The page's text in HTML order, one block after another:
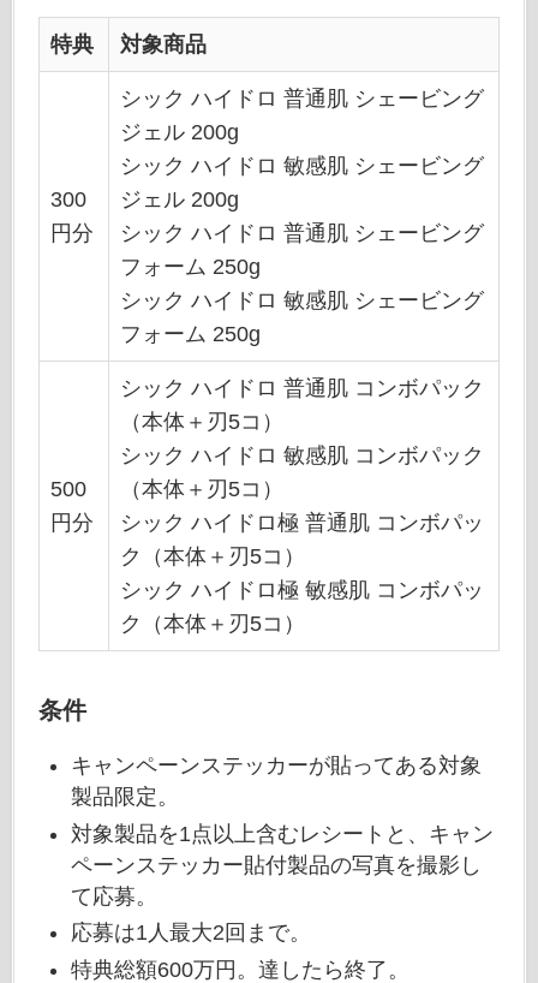
特典 対象商品
300
円分
シック ハイドロ 普通肌 シェービング
ジェル 200g
シック ハイドロ 敏感肌 シェービング
ジェル 200g
シック ハイドロ 普通肌 シェービング
フォーム 250g
シック ハイドロ 敏感肌 シェービング
フォーム 250g
500
円分
シック ハイドロ 普通肌 コンボパック
（本体＋刃5コ）
シック ハイドロ 敏感肌 コンボパック
（本体＋刃5コ）
シック ハイドロ極 普通肌 コンボパッ
ク（本体＋刃5コ）
シック ハイドロ極 敏感肌 コンボパッ
ク（本体＋刃5コ）
条件
キャンペーンステッカーが貼ってある対象
製品限定。
対象製品を1点以上含むレシートと、キャン
ペーンステッカー貼付製品の写真を撮影し
て応募。
応募は1人最大2回まで。
特典総額600万円。達したら終了。